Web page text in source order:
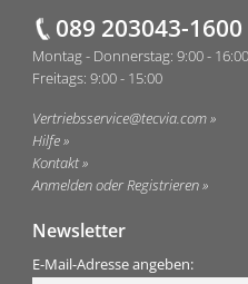
089 203043-1600
Montag - Donnerstag: 9:00 - 16:00
Freitags: 9:00 - 15:00
Vertriebsservice@tecvia.com
Hilfe
Kontakt
Anmelden oder Registrieren
Newsletter
E-Mail-Adresse angeben: